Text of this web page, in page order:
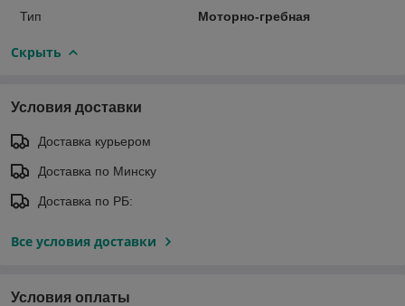
Тип Моторно-гребная
Скрыть
Условия доставки
Доставка курьером
Доставка по Минску
Доставка по РБ:
Все условия доставки
Условия оплаты